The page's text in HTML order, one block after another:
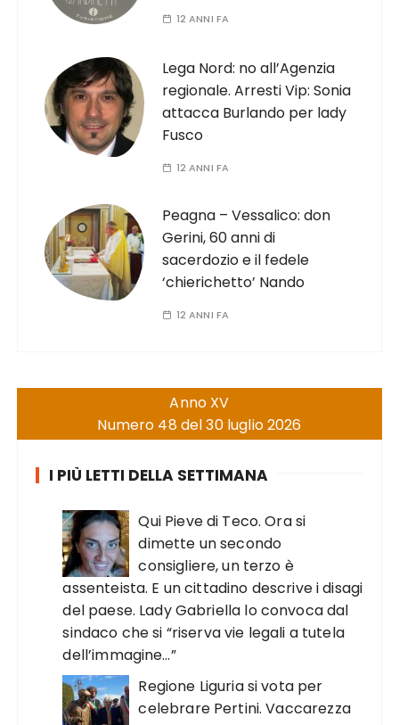
12 ANNI FA
Lega Nord: no all’Agenzia
regionale. Arresti Vip: Sonia
attacca Burlando per lady
Fusco
12 ANNI FA
Peagna – Vessalico: don
Gerini, 60 anni di
sacerdozio e il fedele
‘chierichetto’ Nando
12 ANNI FA
Anno XV
Numero 48 del 30 luglio 2026
I PIÙ LETTI DELLA SETTIMANA
Qui Pieve di Teco. Ora si
dimette un secondo
consigliere, un terzo è
assenteista. E un cittadino descrive i disagi
del paese. Lady Gabriella lo convoca dal
sindaco che si “riserva vie legali a tutela
dell’immagine…”
Regione Liguria si vota per
celebrare Pertini. Vaccarezza